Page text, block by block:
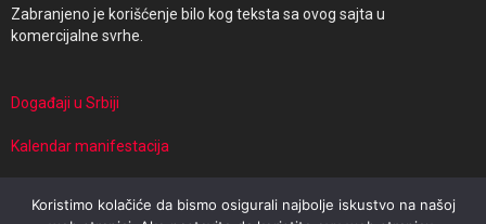
Zabranjeno je korišćenje bilo kog teksta sa ovog sajta u
komercijalne svrhe.
Događaji u Srbiji
Kalendar manifestacija
Koristimo kolačiće da bismo osigurali najbolje iskustvo na našoj